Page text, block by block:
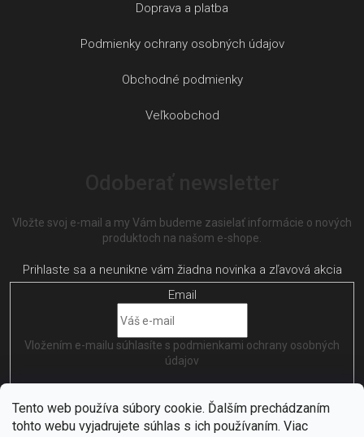
Tento web používa súbory cookie. Ďalším prechádzaním
tohto webu vyjadrujete súhlas s ich používaním. Viac
Doprava a platba
Podmienky ochrany osobných údajov
Obchodné podmienky
Veľkoobchod
Vložte svoj e-mail a my Vám budeme zasielať informácie o nových
produktoch na našom e-shope.
Email
Vložením e-mailu súhlasíte s podmienkami ochrany osobných
údajov
PRIHLÁSIŤ SA